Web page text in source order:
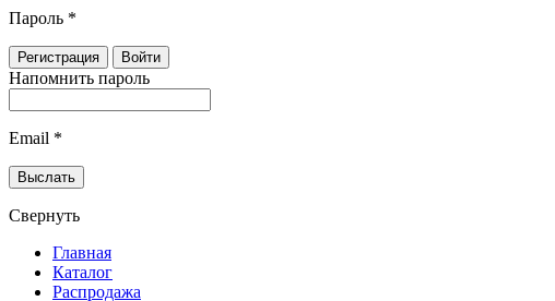
Пароль *
Напомнить пароль
Email *
Свернуть
Главная
Каталог
Распродажа